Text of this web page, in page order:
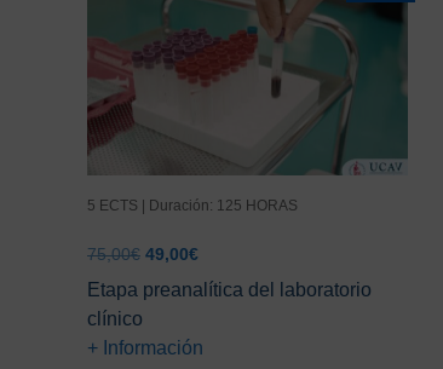
5 ECTS | Duración: 125 HORAS
75,00€ El
original
75,00€.
49,00€El
precio
actual
49,00€.
Etapa preanalítica del laboratorio
clínico
+ Información